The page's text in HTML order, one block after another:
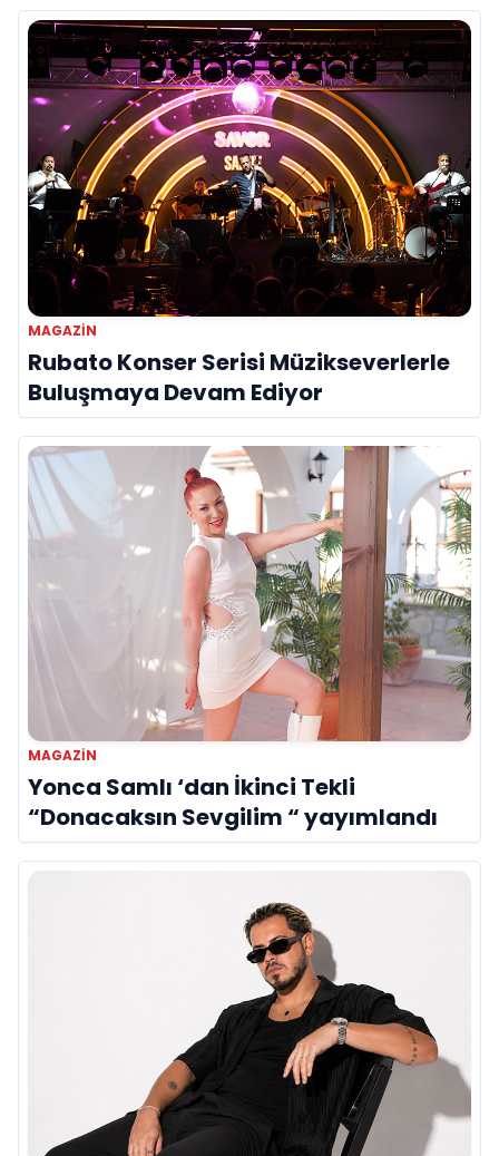
MAGAZİN
Rubato Konser Serisi Müzikseverlerle
Buluşmaya Devam Ediyor
MAGAZİN
Yonca Samlı ‘dan İkinci Tekli
“Donacaksın Sevgilim “ yayımlandı